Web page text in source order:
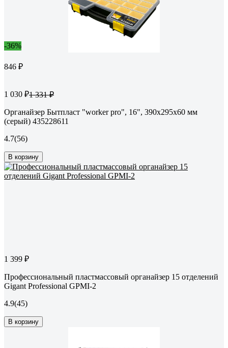
-36%
846 ₽
1 030 ₽1 331 ₽
Органайзер Бытпласт "worker pro", 16", 390x295x60 мм
(серый) 435228611
4.7(56)
В корзину
1 399 ₽
Профессиональный пластмассовый органайзер 15 отделений
Gigant Professional GPMI-2
4.9(45)
В корзину